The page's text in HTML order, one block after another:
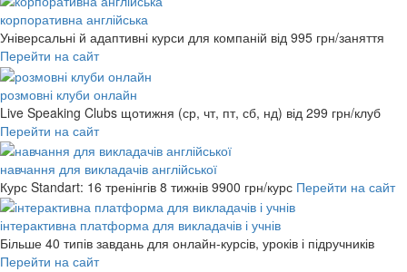
корпоративна англійська
Універсальні й адаптивні курси для компаній від 995 грн/заняття
Перейти на сайт
розмовні клуби онлайн
Live Speaking Clubs щотижня (ср, чт, пт, сб, нд) від 299 грн/клуб
Перейти на сайт
навчання для викладачів англійської
Курс Standart: 16 тренінгів 8 тижнів 9900 грн/курс Перейти на сайт
інтерактивна платформа для викладачів і учнів
Більше 40 типів завдань для онлайн-курсів, уроків і підручників
Перейти на сайт